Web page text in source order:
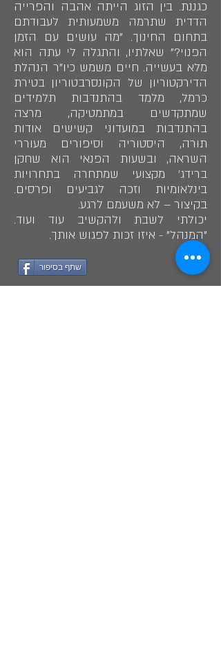
כגננת. בין הזוג הייתה אהבה והפרייה
הדדית שתרמה משמעותית לעבודתם
בתחום החינוך. "מה עושים עם הזמן
הפנוי?" שאלתיו, והתגלה לי עתה הוא
מלא בעשייה. חיים משמש כיו"ר הנהלת
הדירקטוריון של הקונסרבטוריון בטירת
כרמל, מלמד בהתנדבות תלמידים
שמתקדשים במתמטיקה, מרצה
בהתנדבות במועדוני קשישים אודות
תורה, היסטוריה וסיפורים מעוררי
השראה, ובשעות הפנאי הוא שחקן
ברידג' מקצועי שמתחרה בתחרויות
בינלאומיות וזכה לגביעים ופרסים.
בקיצור – לא משעמם לרגע.
יכולתי לשבת ולהקשיב עוד ועוד.
"המנהל" - איזו זכות לפגוש אותך.
שתף בסיפור